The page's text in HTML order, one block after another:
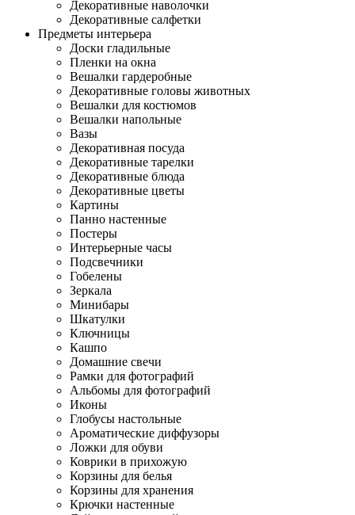
Декоративные наволочки
Декоративные салфетки
Предметы интерьера
Доски гладильные
Пленки на окна
Вешалки гардеробные
Декоративные головы животных
Вешалки для костюмов
Вешалки напольные
Вазы
Декоративная посуда
Декоративные тарелки
Декоративные блюда
Декоративные цветы
Картины
Панно настенные
Постеры
Интерьерные часы
Подсвечники
Гобелены
Зеркала
Минибары
Шкатулки
Ключницы
Кашпо
Домашние свечи
Рамки для фотографий
Альбомы для фотографий
Иконы
Глобусы настольные
Ароматические диффузоры
Ложки для обуви
Коврики в прихожую
Корзины для белья
Корзины для хранения
Крючки настенные